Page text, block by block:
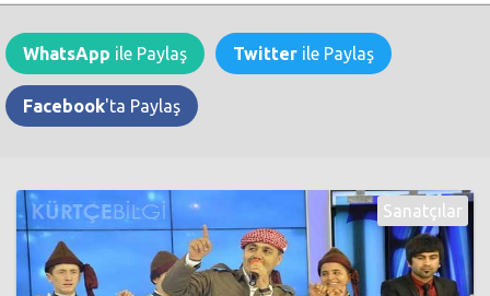
WhatsApp ile Paylaş Twitter ile Paylaş
Facebook'ta Paylaş
Sanatçılar